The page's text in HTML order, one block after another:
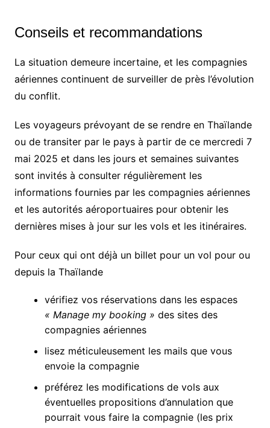
Conseils et recommandations
La situation demeure incertaine, et les compagnies
aériennes continuent de surveiller de près l’évolution
du conflit.
Les voyageurs prévoyant de se rendre en Thaïlande
ou de transiter par le pays à partir de ce mercredi 7
mai 2025 et dans les jours et semaines suivantes
sont invités à consulter régulièrement les
informations fournies par les compagnies aériennes
et les autorités aéroportuaires pour obtenir les
dernières mises à jour sur les vols et les itinéraires.
Pour ceux qui ont déjà un billet pour un vol pour ou
depuis la Thaïlande
vérifiez vos réservations dans les espaces
« Manage my booking » des sites des
compagnies aériennes
lisez méticuleusement les mails que vous
envoie la compagnie
préférez les modifications de vols aux
éventuelles propositions d’annulation que
pourrait vous faire la compagnie (les prix